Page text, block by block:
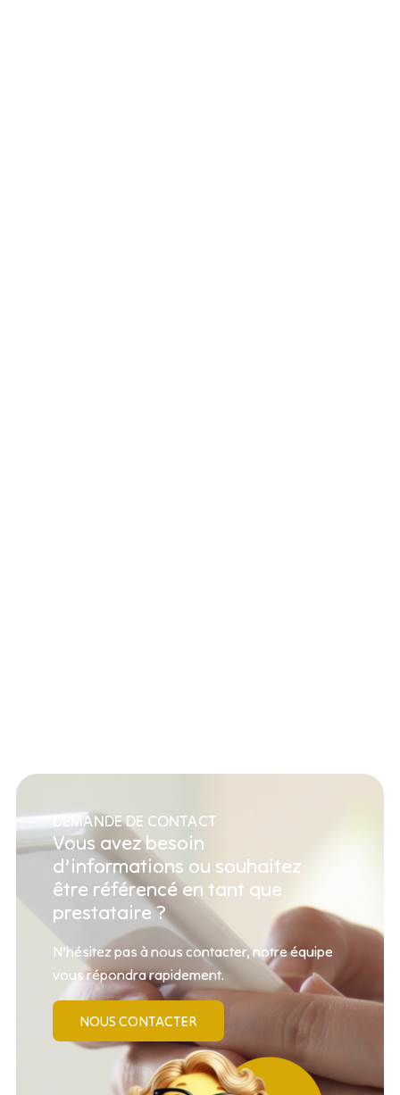
DEMANDE DE CONTACT
Vous avez besoin
d’informations ou souhaitez
être référencé en tant que
prestataire ?
N’hésitez pas à nous contacter, notre équipe
vous répondra rapidement.
NOUS CONTACTER